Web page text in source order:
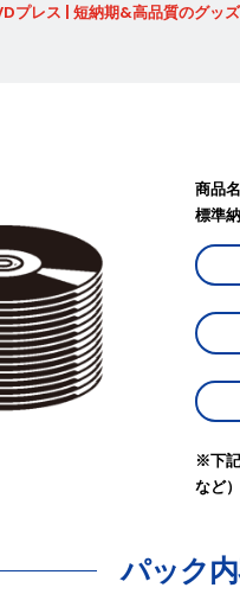
プレス | 短納期&高品質のグッ
商品
標準
※下
など
パック